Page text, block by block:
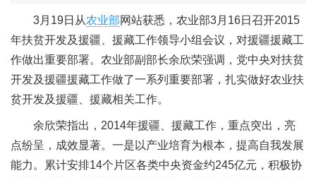
3月19日从农业部网站获悉，农业部3月16日召开2015
年扶贫开发及援疆、援藏工作领导小组会议，对援疆援藏工
作做出重要部署。农业部副部长余欣荣强调，党中央对扶贫
开发及援疆援藏工作做了一系列重要部署，扎实做好农业扶
贫开发及援疆、援藏相关工作。
余欣荣指出，2014年援疆、援藏工作，重点突出，亮
点纷呈，成效显著。一是以产业培育为根本，提高自我发展
能力。累计安排14个片区各类中央资金约245亿元，积极协